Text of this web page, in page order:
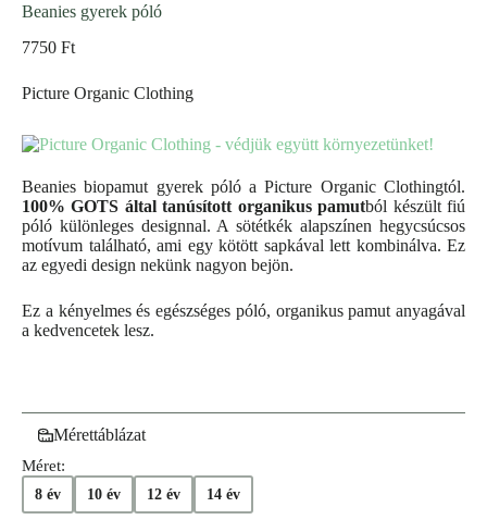
Beanies gyerek póló
7750 Ft
Picture Organic Clothing
Beanies biopamut gyerek póló a Picture Organic Clothingtól.
100% GOTS által tanúsított organikus pamutból készült fiú
póló különleges designnal. A sötétkék alapszínen hegycsúcsos
motívum található, ami egy kötött sapkával lett kombinálva. Ez
az egyedi design nekünk nagyon bejön.
Ez a kényelmes és egészséges póló, organikus pamut anyagával
a kedvencetek lesz.
Mérettáblázat
Méret:
8 év 10 év 12 év 14 év